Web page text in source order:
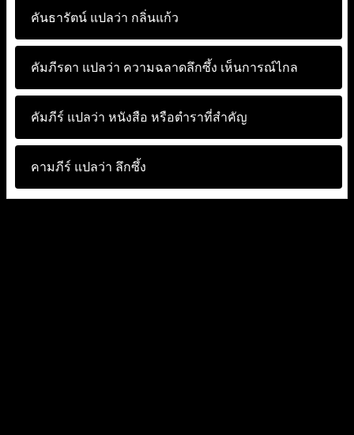
คันธารัตน์ แปลว่า กลิ่นแก้ว
คัมภีรดา แปลว่า ความฉลาดลึกซึ้ง เห็นการณ์ไกล
คัมภีร์ แปลว่า หนังสือ หรือตำราที่สำคัญ
คามภีร์ แปลว่า ลึกซึ้ง